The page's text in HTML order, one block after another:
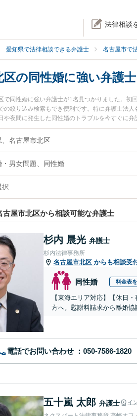
法律相談
愛知県で法律相談できる弁護士 名古屋市で
区の同性婚に強い弁護士
で同性婚に強い弁護士が1名見つかりました。初
の絞り込み検索もでき便利です。特に弁護士法
や夜間に発生した同性婚のトラブルを今すぐに
名古屋市北区内の弁護士に相談予約したい』な
、名古屋市北区
・男女問題、同性婚
択
古屋市北区から相談可能な弁護士
杉内 晨光 弁護士
杉内法律事務所
名古屋市北区 からも相談受
同性婚 料金表
【東海エリア対応】【休日
方へ。慰謝料請求から離婚
電話でお問い合わせ
五十嵐 太郎 弁護士 イ